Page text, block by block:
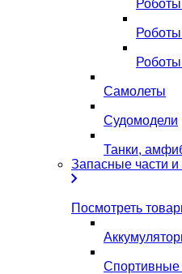
Самолеты
Судомодели
Танки,
Запасные части и
Посмотреть
Спортивные